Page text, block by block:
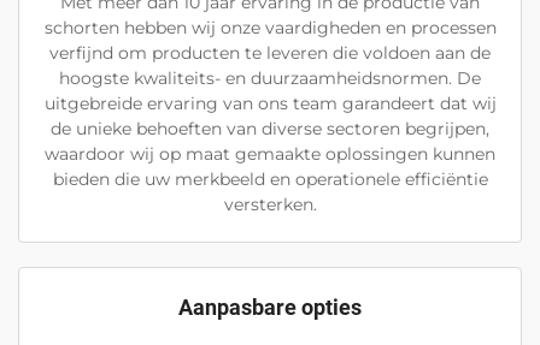
schorten hebben wij onze vaardigheden en processen
verfijnd om producten te leveren die voldoen aan de
hoogste kwaliteits- en duurzaamheidsnormen. De
uitgebreide ervaring van ons team garandeert dat wij
de unieke behoeften van diverse sectoren begrijpen,
waardoor wij op maat gemaakte oplossingen kunnen
bieden die uw merkbeeld en operationele efficiëntie
versterken.
Aanpasbare opties